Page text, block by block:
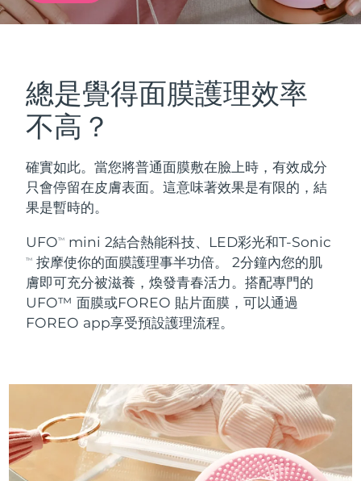
總是覺得面膜護理效率
不高？
確實如此。當您將普通面膜敷在臉上時，有效成分
只會停留在皮膚表面。這意味著效果是有限的，結
果是暫時的。
UFOTM mini 2結合熱能科技、LED彩光和T-Sonic
TM
按摩使你的面膜護理事半功倍。 2分鐘內您的肌
膚即可充分被滋養，煥發青春活力。搭配專門的
UFO™ 面膜或FOREO 貼片面膜，可以通過
FOREO app享受預設護理流程。
紅光療法
LUNA™ 4 套裝
LUNA™ 4 Plus
Massage, LED heating
LUNA™ 4 mini
For young skin, T-zone
BEAR™ 2 套裝
BEAR™ 2 go
Microcurrent toning on-the-go
面部提拉護理
Premium anti-aging skincare
補水保濕
UFO™ 3 套裝
Deep facial hydration
device
UFO™ 3 mini
Red light therapy device for young skin
口腔護理
issa™ 4
Hybrid silicone sonic toothbrush
Smart hybrid silicone sonic toothbrush
issa™ 4 smile
Hybrid silicone sonic toothbrush
FAQ™ 抗老護理
FAQ™ 101
Clinical anti-aging
LED 護理
FAQ™ 201
LED mask
NEW
奧地利 預計送達日期8/12/26
巴林
比利時 預計送達日期 8/12/26
百慕達 預計送達日期 8/18/26
波士尼亞與赫塞哥維納 預計送達日期8/15/26
汶萊 預計送達日期8/17/26
保加利亞 預計送達日期8/12/26
智利 預計送達日期8/16/26
中國 預計送達日期8/12/26
哥倫比亞 預計送達日期8/16/26